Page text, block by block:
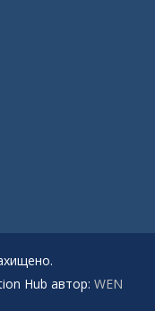
Hub автор: WEN